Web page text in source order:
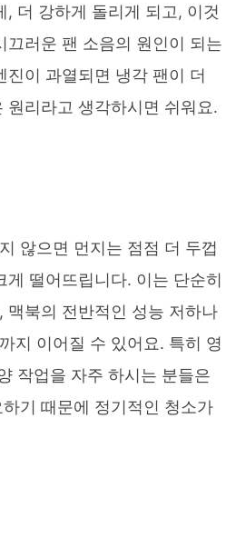
, 더 강하게 돌리게 되고, 이것
끄러운 팬 소음의 원인이 되는
진이 과열되면 냉각 팬이 더
원리라고 생각하시면 쉬워요.
않으면 먼지는 점점 더 두껍
게 떨어뜨립니다. 이는 단순히
맥북의 전반적인 성능 저하나
지 이어질 수 있어요. 특히 영
작업을 자주 하시는 분들은
기 때문에 정기적인 청소가